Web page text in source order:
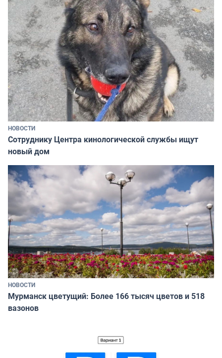
НОВОСТИ
Сотруднику Центра кинологической службы ищут
новый дом
НОВОСТИ
Мурманск цветущий: Более 166 тысяч цветов и 518
вазонов